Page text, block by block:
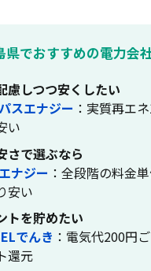
県でおすすめの電力会
慮しつつ安くしたい
スエナジー ：実質再エ
い
さで選ぶなら
ナジー ：全段階の料金
安い
トを貯めたい
でんき ：電気代200円
還元